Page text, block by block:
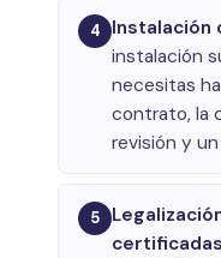
4 Instalación
instalación
necesitas
contrato, la
revisión y un
5